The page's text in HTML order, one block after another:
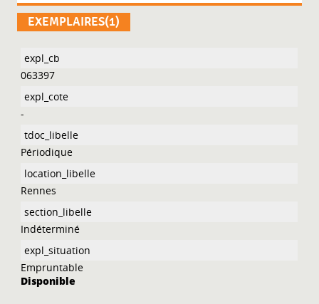
EXEMPLAIRES(1)
063397
-
Périodique
Rennes
Indéterminé
Empruntable
Disponible